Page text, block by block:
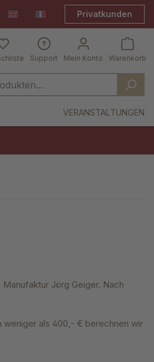
Frankreich Shop
Privatkunden
Mein Konto
Support Warenkorb
VERANSTALTUNGEN
Jörg Geiger. Nach
weniger als 400,- € berechnen wir